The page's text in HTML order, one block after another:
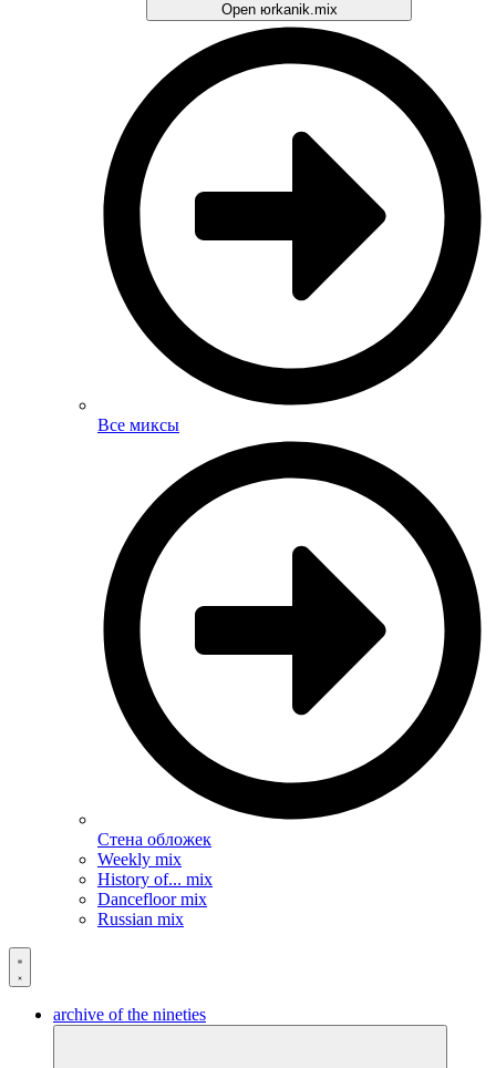
Open юrkanik.mix
Все миксы
Стена обложек
Weekly mix
History of... mix
Dancefloor mix
Russian mix
archive of the nineties